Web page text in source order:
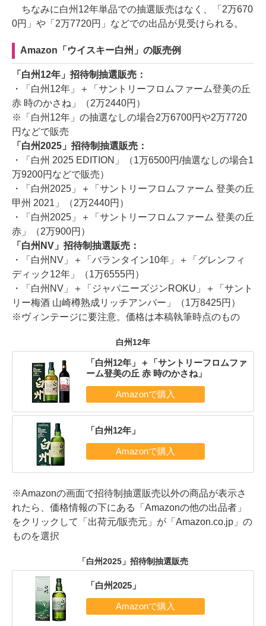
ちなみに白州12年単品での抽選販売はなく、「2万670
0円」や「2万7720円」などでの出品が見受けられる。
Amazon「ウイスキー白州」の販売例
「白州12年」招待制抽選販売：
・「白州12年」＋「サントリーフロムファーム登美の丘
赤 時のかさね」（2万2440円）
※「白州12年」の抽選なしの場合2万6700円や2万7720
円などで販売
「白州2025」招待制抽選販売：
・「白州 2025 EDITION」（1万6500円/抽選なしの場合1
万9200円などで販売）
・「白州2025」＋「サントリーフロムファーム 登美の丘
甲州 2021」（2万2440円）
・「白州2025」＋「サントリーフロムファーム 登美の丘
赤」（2万900円）
「白州NV」招待制抽選販売：
・「白州NV」＋「バランタイン10年」＋「グレンフィ
ディック12年」（1万6555円）
・「白州NV」＋「ジャパニーズジンROKU」＋「サント
リー梅酒 山崎樽熟成リッチアンバー」（1万8425円）
※ヴィンテージに要注意。価格は本稿執筆時点のもの
白州12年
「白州12年」＋「サントリーフロムファ
ーム登美の丘 赤 時のかさね」
「白州12年」
※Amazonの画面で招待制抽選販売以外の商品が表示さ
れたら、価格情報の下にある「Amazonの他の出品者」
をクリックして「出荷元/販売元」が「Amazon.co.jp」の
ものを選択
「白州2025」招待制抽選販売
「白州2025」